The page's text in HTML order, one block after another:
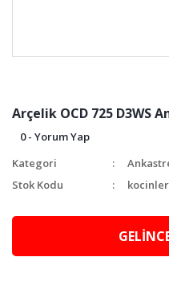
Arçelik OCD 725 D3WS
0 - Yorum Yap
Kategori
Stok Kodu